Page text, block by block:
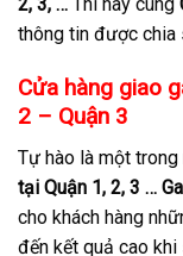
thông tin được chia
Cửa hàng giao
2 – Quận 3
Tự hào là một trong
tại Quận 1, 2, 3 …
cho khách hàng
đến kết quả cao khi